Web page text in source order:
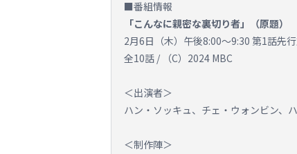
■番組情報
「こんなに親密な裏切り者」（原題）
2月6日（木）午後8:00～9:30 第1話先
全10話 / （C）2024 MBC
＜出演者＞
ハン・ソッキュ、チェ・ウォンビン、
＜制作陣＞